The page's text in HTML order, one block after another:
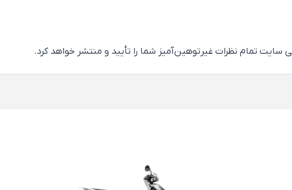
سایت تمام نظرات غیرتوهین‌آمیز شما را تأیید و منتشر خواهد کرد.